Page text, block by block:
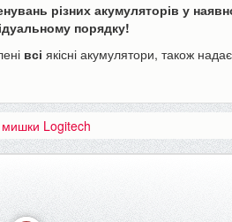
різних акумуляторів у
порядку!
всі якісні акумулятори, також
мишки Logitech